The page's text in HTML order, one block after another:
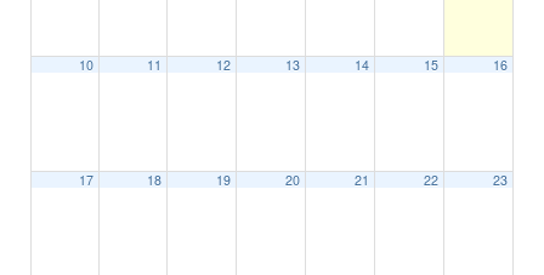
10 11 12 13 14 15 16
17 18 19 20 21 22 23